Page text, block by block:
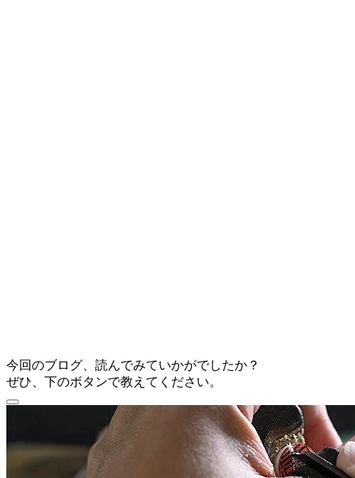
今回のブログ、読んでみていかがでしたか？
ぜひ、下のボタンで教えてください。